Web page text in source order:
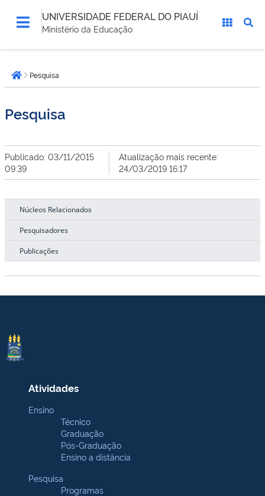
UNIVERSIDADE FEDERAL DO PIAUÍ
Ministério da Educação
está
aqui:Página inicial
Pesquisa
Pesquisa
Publicado: 03/11/2015
09:39
Atualização mais recente:
24/03/2019 16:17
Núcleos Relacionados
Pesquisadores
Publicações
Atividades
Ensino
Técnico
Graduação
Pós-Graduação
Ensino a distância
Pesquisa
Programas